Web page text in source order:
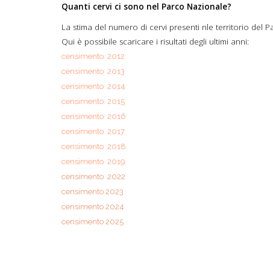
Quanti cervi ci sono nel Parco Nazionale?
La stima del numero di cervi presenti nle territorio del
Qui è possibile scaricare i risultati degli ultimi anni:
censimento 2012
censimento 2013
censimento 2014
censimento 2015
censimento 2016
censimento 2017
censimento 2018
censimento 2019
censimento 2022
censimento 2023
censimento 2024
censimento 2025